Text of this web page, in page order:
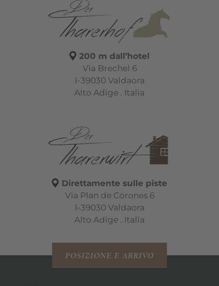
200 m dall’hotel
Via Brechel 6
I-39030 Valdaora
Alto Adige . Italia
Direttamente sulle piste
Via Plan de Corones 6
I-39030 Valdaora
Alto Adige . Italia
POSIZIONE E ARRIVO